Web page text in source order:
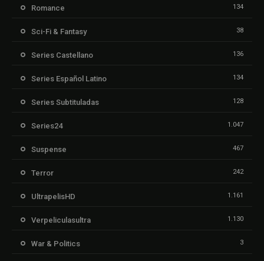
Romance 134
Sci-Fi & Fantasy 38
Series Castellano 136
Series Español Latino 134
Series Subtituladas 128
Series24 1.047
Suspense 467
Terror 242
UltrapelisHD 1.161
Verpeliculasultra 1.130
War & Politics 3